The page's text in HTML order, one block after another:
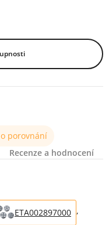
porovnání
Recenze a hodnocení
ETA002897000 ,